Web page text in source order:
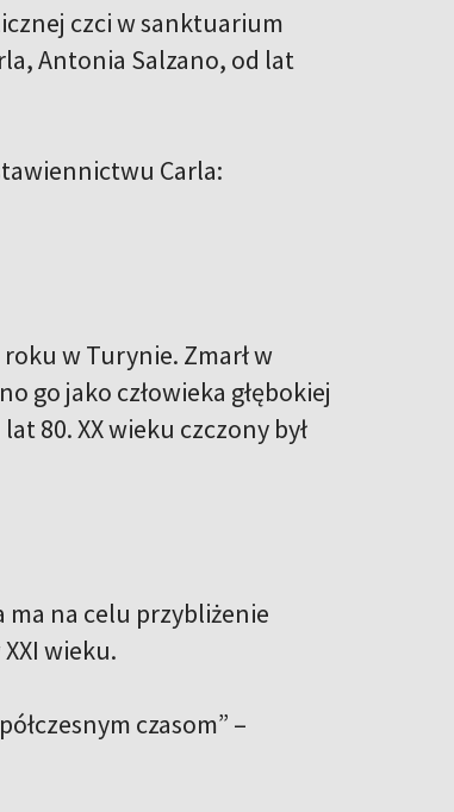
czci w sanktuarium
Antonia Salzano, od lat
Carla:
w Turynie. Zmarł w
go jako człowieka głębokiej
80. XX wieku czczony był
ma na celu przybliżenie
wieku.
czasom” –